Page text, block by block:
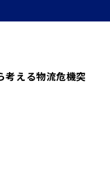
考える物流危機突